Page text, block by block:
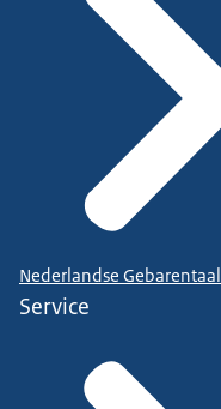
Nederlandse Gebarentaal
Service